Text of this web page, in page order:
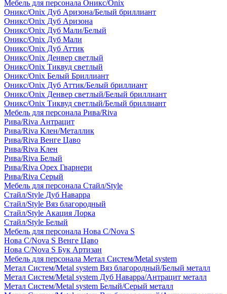
Мебель для персонала Оникс/Onix
Оникс/Onix Дуб Аризона/Белый бриллиант
Оникс/Onix Дуб Аризона
Оникс/Onix Дуб Мали/Белый
Оникс/Onix Дуб Мали
Оникс/Onix Дуб Аттик
Оникс/Onix Денвер светлый
Оникс/Onix Тиквуд светлый
Оникс/Onix Белый Бриллиант
Оникс/Onix Дуб Аттик/Белый бриллиант
Оникс/Onix Денвер светлый/Белый бриллиант
Оникс/Onix Тиквуд светлый/Белый бриллиант
Мебель для персонала Рива/Riva
Рива/Riva Антрацит
Рива/Riva Клен/Металлик
Рива/Riva Венге Цаво
Рива/Riva Клен
Рива/Riva Белый
Рива/Riva Орех Гварнери
Рива/Riva Серый
Мебель для персонала Стайл/Style
Стайл/Style Дуб Наварра
Стайл/Style Вяз благородный
Стайл/Style Акация Лорка
Стайл/Style Белый
Мебель для персонала Нова С/Nova S
Нова С/Nova S Венге Цаво
Нова С/Nova S Бук Артизан
Мебель для персонала Метал Систем/Metal system
Метал Систем/Metal system Вяз благородный/Белый металл
Метал Систем/Metal system Дуб Наварра/Антрацит металл
Метал Систем/Metal system Белый/Серый металл